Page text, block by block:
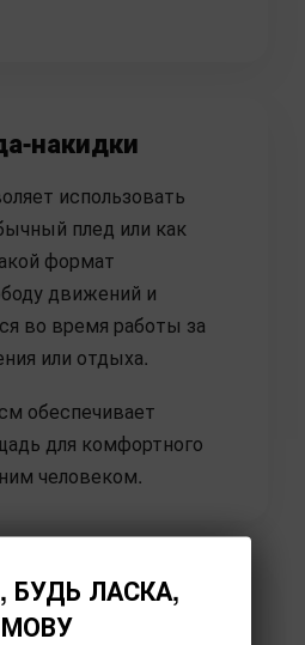
накидки
использовать
плед или как
формат
движений и
во время работы за
или отдыха.
обеспечивает
для комфортного
человеком.
БУДЬ ЛАСКА,
МОВУ